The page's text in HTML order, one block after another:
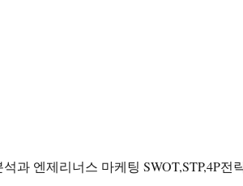
과 엔제리너스 마케팅 SWOT,STP,4P